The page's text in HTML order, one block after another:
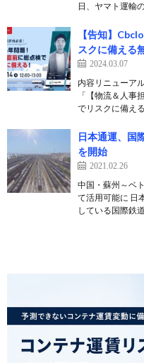
日、ヤマト運輸
【告知】
スクに備える
2024.03.07
内容リニューア
「【物流＆人事
でリスクに備え
日本通運、国
を開始
2021.02.26
中国・蘇州～ベ
て活用可能に 日
している国際鉄